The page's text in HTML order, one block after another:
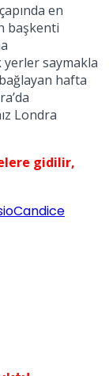
en
başkenti
yerler saymakla
hafta
Londra
gidilir,
Candice